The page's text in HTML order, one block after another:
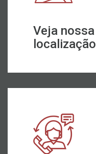
Veja nossa
localização